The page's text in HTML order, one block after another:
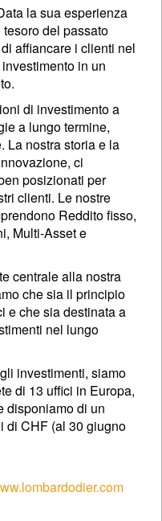
la sua esperienza
del passato
affiancare i clienti nel
in un
di investimento a
a lungo termine,
La nostra storia e la
ci
posizionati per
clienti. Le nostre
Reddito fisso,
Multi-Asset e
centrale alla nostra
che sia il principio
e che sia destinata a
nel lungo
investimenti, siamo
di 13 uffici in Europa,
disponiamo di un
di CHF (al 30 giugno